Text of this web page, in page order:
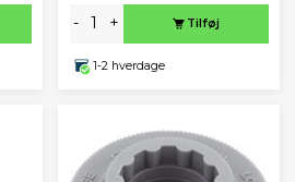
- + Tilføj
1-2 hverdage